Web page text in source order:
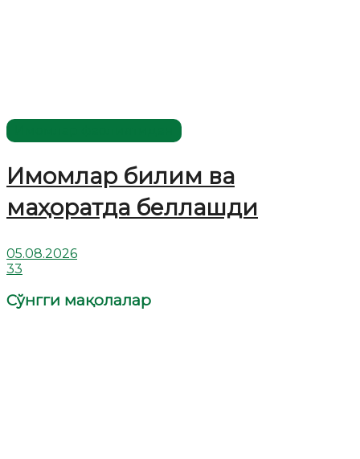
Имомлар билим ва
маҳоратда беллашди
05.08.2026
33
Сўнгги мақолалар